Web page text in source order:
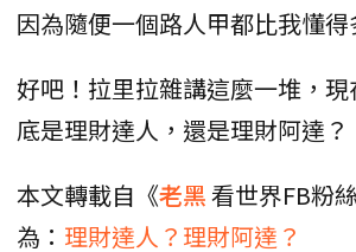
因為隨便一個路人甲都比我懂得
好吧！拉里拉雜講這麼一堆，
底是理財達人，還是理財阿達？
本文轉載自《老黑看世界FB粉
為： 理財達人？理財阿達？